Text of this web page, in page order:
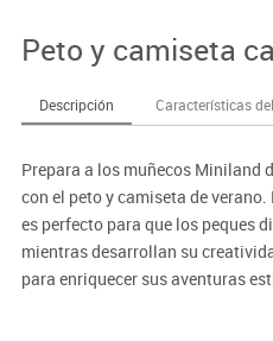
Peto y camiseta
Descripción Características
Prepara a los muñecos Miniland
con el peto y camiseta de
es perfecto para que los peques
mientras desarrollan su
para enriquecer sus aventuras